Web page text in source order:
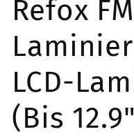
Refox
LCD-
(Bis